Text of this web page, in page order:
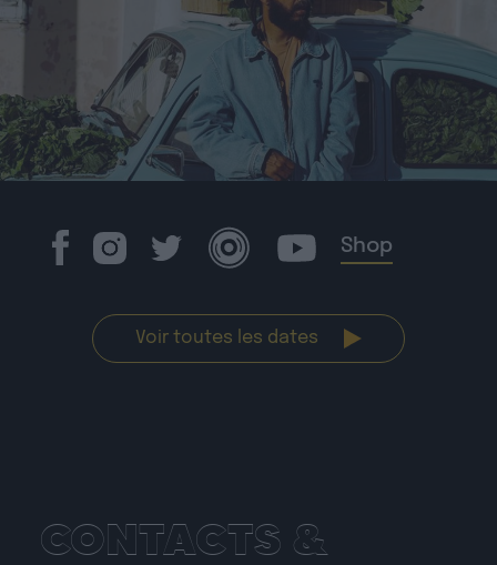
Shop
Voir toutes les dates
CONTACTS &